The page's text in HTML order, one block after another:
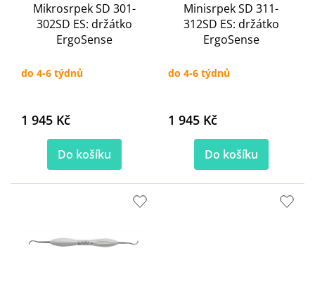
Mikrosrpek SD 301-
302SD ES: držátko
ErgoSense
do 4-6 týdnů
1 945 Kč
Do košíku
Minisrpek SD 311-
312SD ES: držátko
ErgoSense
do 4-6 týdnů
1 945 Kč
Do košíku